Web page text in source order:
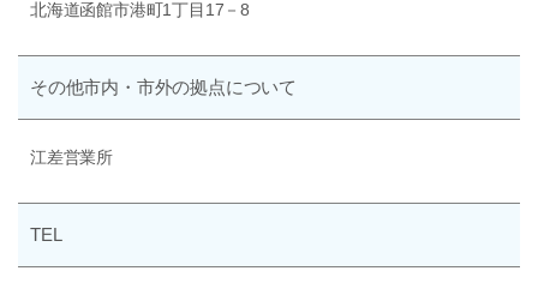
北海道函館市港町1丁目17－8
その他市内・市外の拠点について
江差営業所
TEL